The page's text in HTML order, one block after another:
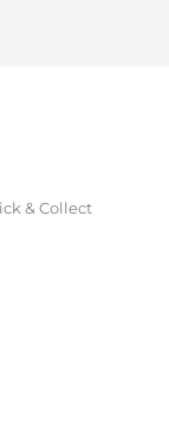
& Collect